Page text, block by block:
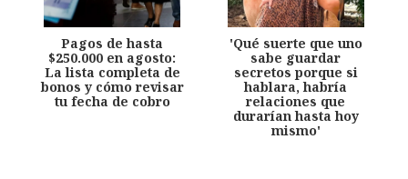
Pagos de hasta
$250.000 en agosto:
La lista completa de
bonos y cómo revisar
tu fecha de cobro
'Qué suerte que uno
sabe guardar
secretos porque si
hablara, habría
relaciones que
durarían hasta hoy
mismo'